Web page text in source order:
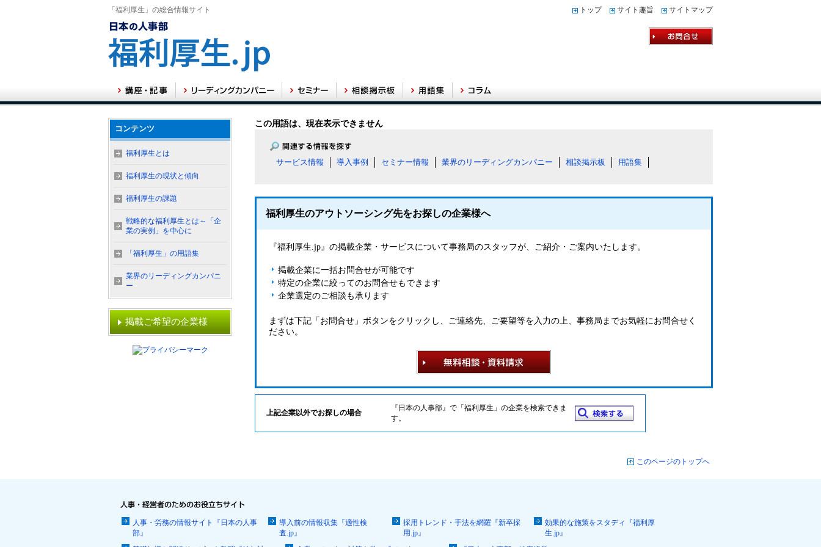
「福利厚生」の総合情報サイト トップ サイト趣旨 サイトマップ
この用語は、現在表示できません
サービス情報 導入事例 セミナー情報 業界のリーディングカンパニー 相談掲示板 用語集
福利厚生のアウトソーシング先をお探しの企業様へ
『福利厚生.jp』の掲載企業・サービスについて事務局のスタッフが、ご紹介・ご案内いたします。
掲載企業に一括お問合せが可能です
特定の企業に絞ってのお問合せもできます
企業選定のご相談も承ります
まずは下記「お問合せ」ボタンをクリックし、ご連絡先、ご要望等を入力の上、事務局までお気軽にお問合せく
ださい。
上記企業以外でお探しの場合
『日本の人事部』で「福利厚生」の企業を検索できま
す。
コンテンツ
福利厚生とは
福利厚生の現状と傾向
福利厚生の課題
戦略的な福利厚生とは～「企
業の実例」を中心に
「福利厚生」の用語集
業界のリーディングカンパニ
ー
掲載ご希望の企業様
このページのトップへ
人事・労務の情報サイト『日本の人事
部』
導入前の情報収集『適性検
査.jp』
採用トレンド・手法を網羅『新卒採
用.jp』
効果的な施策をスタディ『福利厚
生.jp』